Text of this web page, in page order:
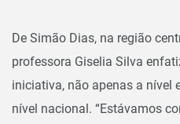
De Simão Dias, na região
professora Giselia Silva
iniciativa, não apenas a nível
nível nacional. “Estávamos